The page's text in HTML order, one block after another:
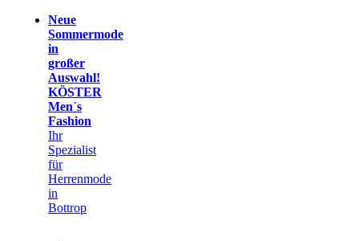
Neue
Sommermode
in
großer
Auswahl!
KÖSTER
Men´s
Fashion
Ihr
Spezialist
für
Herrenmode
in
Bottrop